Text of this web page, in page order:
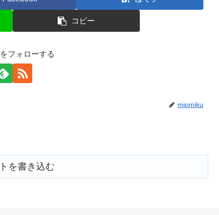
コピー
フォローする
miomiku
を書き込む